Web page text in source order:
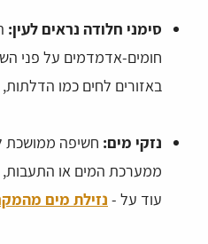
סימני חלודה נראים לעין:
חומים-אדמדמים על פני
באזורים לחים כמו
נזקי מים: חשיפה ממושכת
ממערכת המים או התעבות,
עוד על - נזילת מים